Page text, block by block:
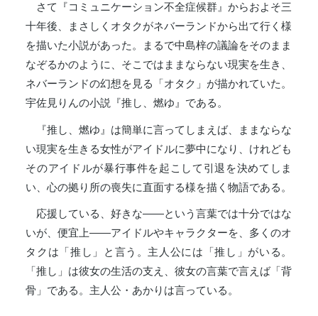
さて『コミュニケーション不全症候群』からおよそ三
十年後、まさしくオタクがネバーランドから出て行く様
を描いた小説があった。まるで中島梓の議論をそのまま
なぞるかのように、そこではままならない現実を生き、
ネバーランドの幻想を見る「オタク」が描かれていた。
宇佐見りんの小説『推し、燃ゆ』である。
『推し、燃ゆ』は簡単に言ってしまえば、ままならな
い現実を生きる女性がアイドルに夢中になり、けれども
そのアイドルが暴行事件を起こして引退を決めてしま
い、心の拠り所の喪失に直面する様を描く物語である。
応援している、好きな――という言葉では十分ではな
いが、便宜上――アイドルやキャラクターを、多くのオ
タクは「推し」と言う。主人公には「推し」がいる。
「推し」は彼女の生活の支え、彼女の言葉で言えば「背
骨」である。主人公・あかりは言っている。